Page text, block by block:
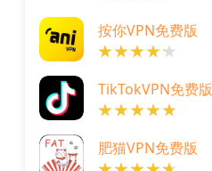
按你VPN免费版
TikTokVPN免费版
肥猫VPN免费版